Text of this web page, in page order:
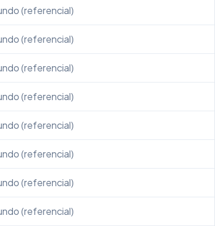
(referencial)
(referencial)
(referencial)
(referencial)
(referencial)
(referencial)
(referencial)
(referencial)